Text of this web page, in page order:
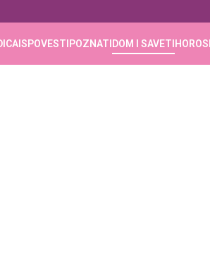
ISPOVESTI POZNATI DOM I SAVETI